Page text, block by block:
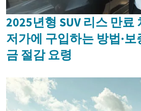
2025년형 SUV 리스 만료
저가에 구입하는 방법·보
금 절감 요령